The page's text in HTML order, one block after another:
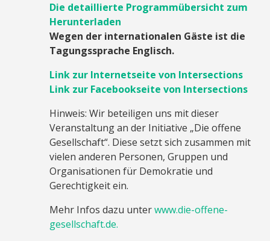
Die detaillierte Programmübersicht zum
Herunterladen
Wegen der internationalen Gäste ist die
Tagungssprache Englisch.
Link zur Internetseite von Intersections
Link zur Facebookseite von Intersections
Hinweis: Wir beteiligen uns mit dieser
Veranstaltung an der Initiative „Die offene
Gesellschaft“. Diese setzt sich zusammen mit
vielen anderen Personen, Gruppen und
Organisationen für Demokratie und
Gerechtigkeit ein.
Mehr Infos dazu unterwww.die-offene-
gesellschaft.de.